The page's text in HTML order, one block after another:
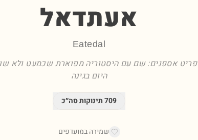
אעתדאל
Eatedal
פריט אספנים: שם עם היסטוריה מפוארת שכמעט ולא
היום בגינה
709תינוקות סה״כ
שמירה במועדפים